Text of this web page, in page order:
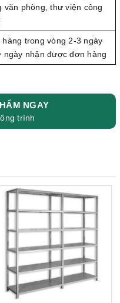
văn phòng, thư viện công
hàng trong vòng 2-3 ngày
ngày nhận được đơn hàng
NGAY
trình